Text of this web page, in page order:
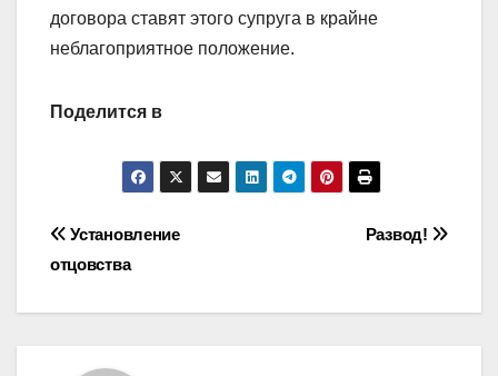
договора ставят этого супруга в крайне
неблагоприятное положение.
Поделится в
Навигация
по
Развод!
Установление
отцовства